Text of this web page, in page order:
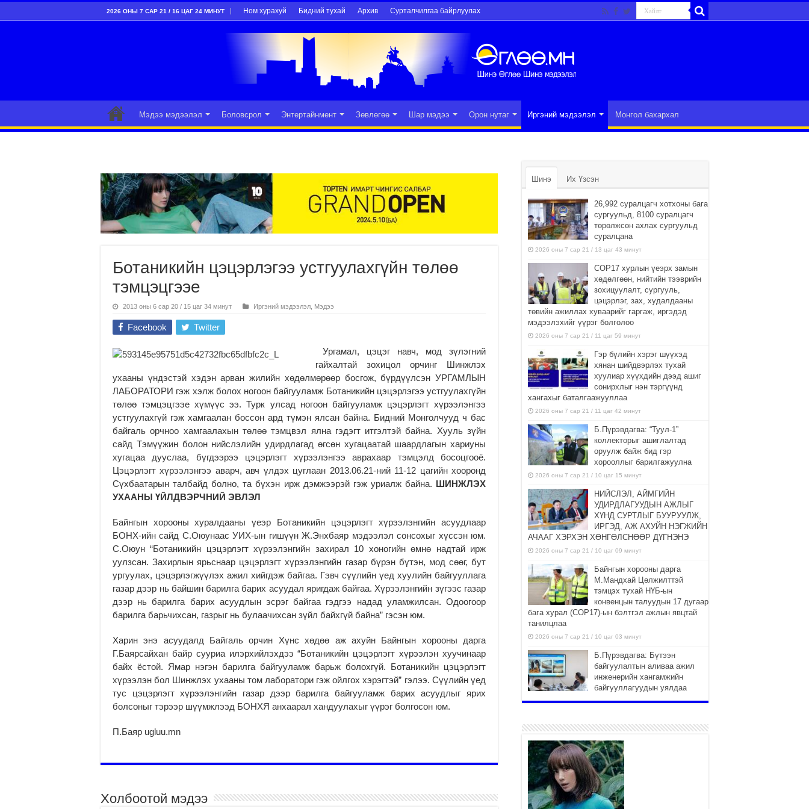
2026 ОНЫ 7 САР 21 / 16 ЦАГ 24 МИНУТ Ном хурахуй Бидний тухай Архив Сурталчилгаа байрлуулах
Мэдээ мэдээлэл Боловсрол Энтертайнмент Зөвлөгөө Шар мэдээ Орон нутаг Иргэний мэдээлэл Монгол бахархал
Ботаникийн цэцэрлэгээ устгуулахгүйн төлөө
тэмцэцгээе
2013 оны 6 сар 20 / 15 цаг 34 минут Иргэний мэдээлэл Мэдээ
Facebook Twitter
Ургамал, цэцэг навч, мод зүлэгний
гайхалтай зохицол орчинг Шинжлэх
ухааны үндэстэй хэдэн арван жилийн хөдөлмөрөөр босгож, бүрдүүлсэн УРГАМЛЫН
ЛАБОРАТОРИ гэж хэлж болох ногоон байгууламж Ботаникийн цэцэрлэгээ устгуулахгүйн
төлөө тэмцэцгээе хүмүүс ээ. Турк улсад ногоон байгууламж цэцэрлэгт хүрээлэнгээ
устгуулахгүй гэж хамгаалан боссон ард түмэн ялсан байна. Бидний Монголчууд ч бас
байгаль орчноо хамгаалахын төлөө тэмцвэл ялна гэдэгт итгэлтэй байна. Хууль зүйн
сайд Тэмүүжин болон нийслэлийн удирдлагад өгсөн хугацаатай шаардлагын хариуны
хугацаа дууслаа, бүгдээрээ цэцэрлэгт хүрээлэнгээ аврахаар тэмцэлд босоцгооё.
Цэцэрлэгт хүрээлэнгээ аварч, авч үлдэх цуглаан 2013.06.21-ний 11-12 цагийн хооронд
Сүхбаатарын талбайд болно, та бүхэн ирж дэмжээрэй гэж уриалж байна. ШИНЖЛЭХ
УХААНЫ ҮЙЛДВЭРЧНИЙ ЭВЛЭЛ
Байнгын хорооны хуралдааны үеэр Ботаникийн цэцэрлэгт хүрээлэнгийн асуудлаар
БОНХ-ийн сайд С.Оюунаас УИХ-ын гишүүн Ж.Энхбаяр мэдээлэл сонсохыг хүссэн юм.
С.Оюун “Ботаникийн цэцэрлэгт хүрээлэнгийн захирал 10 хоногийн өмнө надтай ирж
уулзсан. Захирлын ярьснаар цэцэрлэгт хүрээлэнгийн газар бүрэн бүтэн, мод сөөг, бут
ургуулах, цэцэрлэгжүүлэх ажил хийгдэж байгаа. Гэвч сүүлийн үед хуулийн байгууллага
газар дээр нь байшин барилга барих асуудал яригдаж байгаа. Хүрээлэнгийн зүгээс газар
дээр нь барилга барих асуудлын эсрэг байгаа гэдгээ надад уламжилсан. Одоогоор
барилга барьчихсан, газрыг нь булаачихсан зүйл байхгүй байна” гэсэн юм.
Харин энэ асуудалд Байгаль орчин Хүнс хөдөө аж ахуйн Байнгын хорооны дарга
Г.Баярсайхан байр сууриа илэрхийлэхдээ “Ботаникийн цэцэрлэгт хүрээлэн хуучинаар
байх ёстой. Ямар нэгэн барилга байгууламж барьж болохгүй. Ботаникийн цэцэрлэгт
хүрээлэн бол Шинжлэх ухааны том лаборатори гэж ойлгох хэрэгтэй” гэлээ. Сүүлийн үед
тус цэцэрлэгт хүрээлэнгийн газар дээр барилга байгууламж барих асуудлыг ярих
болсоныг тэрээр шүүмжлээд БОНХЯ анхаарал хандуулахыг үүрэг болгосон юм.
П.Баяр ugluu.mn
Холбоотой мэдээ
Шинэ Их Үзсэн
26,992 суралцагч хотхоны бага
сургуульд, 8100 суралцагч
төрөлжсөн ахлах сургуульд
суралцана
2026 оны 7 сар 21 / 13 цаг 43 минут
COP17 хурлын үеэрх замын
хөдөлгөөн, нийтийн тээврийн
зохицуулалт, сургууль,
цэцэрлэг, зах, худалдааны
төвийн ажиллах хуваарийг гаргаж, иргэдэд
мэдээлэхийг үүрэг болголоо
2026 оны 7 сар 21 / 11 цаг 59 минут
Гэр бүлийн хэрэг шүүхэд
хянан шийдвэрлэх тухай
хуулиар хүүхдийн дээд ашиг
сонирхлыг нэн тэргүүнд
хангахыг баталгаажууллаа
2026 оны 7 сар 21 / 11 цаг 42 минут
Б.Пүрэвдагва: “Туул-1”
коллекторыг ашиглалтад
оруулж байж бид гэр
хорооллыг барилгажуулна
2026 оны 7 сар 21 / 10 цаг 15 минут
НИЙСЛЭЛ, АЙМГИЙН
УДИРДЛАГУУДЫН АЖЛЫГ
ХҮНД СУРТЛЫГ БУУРУУЛЖ,
ИРГЭД, АЖ АХУЙН НЭГЖИЙН
АЧААГ ХЭРХЭН ХӨНГӨЛСНӨӨР ДҮГНЭНЭ
2026 оны 7 сар 21 / 10 цаг 09 минут
Байнгын хорооны дарга
М.Мандхай Цөлжилттэй
тэмцэх тухай НҮБ-ын
конвенцын талуудын 17 дугаар
бага хурал (СОР17)-ын бэлтгэл ажлын явцтай
танилцлаа
2026 оны 7 сар 21 / 10 цаг 03 минут
Б.Пүрэвдагва: Бүтээн
байгуулалтын аливаа ажил
инженерийн хангамжийн
байгууллагуудын уялдаа
холбоогүйгээс саатах ёсгүй
“Сэлбэ 20 минутын хот”
төслийн анхны 12 давхар
барилгын үндсэн карказ,
цутгалтын ажил дууслаа
2026 оны 7 сар 20 / 17 цаг 17 минут
Мопед, скүүтер, тэдгээртэй
адилтгах үзүүлэлт бүхий